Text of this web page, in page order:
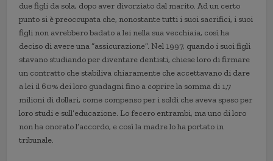
due figli da sola, dopo aver divorziato dal marito. Ad un certo
punto si è preoccupata che, nonostante tutti i suoi sacrifici, i suoi
figli non avrebbero badato a lei nella sua vecchiaia, così ha
deciso di avere una “assicurazione”. Nel 1997, quando i suoi figli
stavano studiando per diventare dentisti, chiese loro di firmare
un contratto che stabiliva chiaramente che accettavano di dare
a lei il 60% dei loro guadagni fino a coprire la somma di 1,7
milioni di dollari, come compenso per i soldi che aveva speso per
loro studi e sull’educazione. Lo fecero entrambi, ma uno di loro
non ha onorato l’accordo, e così la madre lo ha portato in
tribunale.